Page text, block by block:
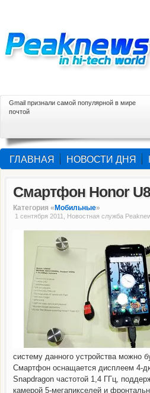
Gmail признали самой популярной в мире
почтой
ГЛАВНАЯ НОВОСТИ ДНЯ
Смартфон Honor
Категория « Мобильные»
1 сентября 2011, Новостная служба
систему данного устройства можно
Смартфон оснащается дисплеем 4-
Snapdragon частотой 1,4 ГГц,
камерой 5-мегапикселей и